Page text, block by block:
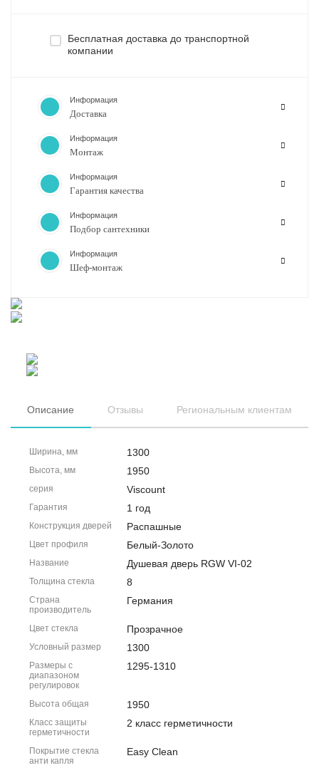
Бесплатная доставка до транспортной
компании
Информация
Доставка
Информация
Монтаж
Информация
Гарантия качества
Информация
Подбор сантехники
Информация
Шеф-монтаж
Описание Отзывы Региональным клиентам
Ширина, мм 1300
Высота, мм 1950
серия Viscount
Гарантия 1 год
Конструкция дверей Распашные
Цвет профиля Белый-Золото
Название Душевая дверь RGW VI-02
Толщина стекла 8
Страна
производитель
Германия
Цвет стекла Прозрачное
Условный размер 1300
Размеры с
диапазоном
регулировок
1295-1310
Высота общая 1950
Класс защиты
герметичности
2 класс герметичности
Покрытие стекла
анти капля
Easy Clean